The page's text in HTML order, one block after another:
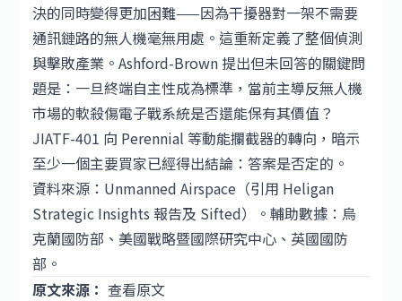
決的同時變得更加困難——因為干擾器對一架不需要
通訊鏈路的無人機毫無用處。這重新定義了整個偵測
與擊敗產業。Ashford-Brown 提出但未回答的關鍵問
題是：一旦終端自主性成為標準，當前主導反無人機
市場的軟殺傷電子戰系統是否還能保有其價值？
JIATF-401 向 Perennial 等動能攔截器的轉向，暗示
至少一個主要買家已經得出結論：答案是否定的。
資料來源：Unmanned Airspace（引用 Heligan
Strategic Insights 報告及 Sifted）。輔助數據：烏
克蘭國防部、美國戰略暨國際研究中心、英國國防
部。
原文來源： 查看原文